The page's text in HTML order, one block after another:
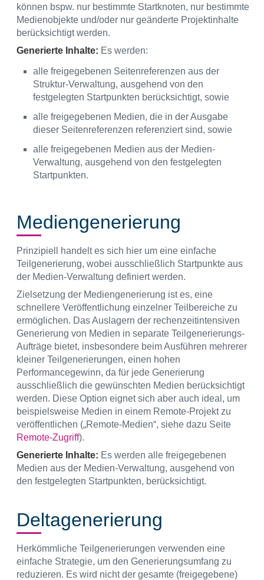
können bspw. nur bestimmte Startknoten, nur bestimmte
Medienobjekte und/oder nur geänderte Projektinhalte
berücksichtigt werden.
Generierte Inhalte: Es werden:
alle freigegebenen Seitenreferenzen aus der
Struktur-Verwaltung, ausgehend von den
festgelegten Startpunkten berücksichtigt, sowie
alle freigegebenen Medien, die in der Ausgabe
dieser Seitenreferenzen referenziert sind, sowie
alle freigegebenen Medien aus der Medien-
Verwaltung, ausgehend von den festgelegten
Startpunkten.
Mediengenerierung
Prinzipiell handelt es sich hier um eine einfache
Teilgenerierung, wobei ausschließlich Startpunkte aus
der Medien-Verwaltung definiert werden.
Zielsetzung der Mediengenerierung ist es, eine
schnellere Veröffentlichung einzelner Teilbereiche zu
ermöglichen. Das Auslagern der rechenzeitintensiven
Generierung von Medien in separate Teilgenerierungs-
Aufträge bietet, insbesondere beim Ausführen mehrerer
kleiner Teilgenerierungen, einen hohen
Performancegewinn, da für jede Generierung
ausschließlich die gewünschten Medien berücksichtigt
werden. Diese Option eignet sich aber auch ideal, um
beispielsweise Medien in einem Remote-Projekt zu
veröffentlichen („Remote-Medien“, siehe dazu Seite
Remote-Zugriff).
Generierte Inhalte: Es werden alle freigegebenen
Medien aus der Medien-Verwaltung, ausgehend von
den festgelegten Startpunkten, berücksichtigt.
Deltagenerierung
Herkömmliche Teilgenerierungen verwenden eine
einfache Strategie, um den Generierungsumfang zu
reduzieren. Es wird nicht der gesamte (freigegebene)